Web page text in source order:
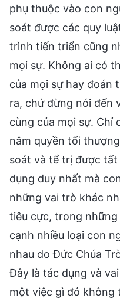
phụ thuộc vào con
soát được các quy
trình tiến triển cũng
mọi sự. Không ai có
của mọi sự hay đoán
ra, chứ đừng nói đến
cùng của mọi sự. Chỉ
nắm quyền tối
soát và tể trị được tất
dụng duy nhất mà
những vai trò khác
tiêu cực, trong
cạnh nhiều loại con
nhau do Đức Chúa
Đây là tác dụng và
một việc gì đó không